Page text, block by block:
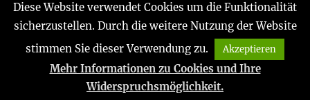
Gabi Reinmann Datenschutzerklärung
Stolz
präsentiert von WordPress
Diese Website verwendet Cookies um die Funktionalität
sicherzustellen. Durch die weitere Nutzung der Website
stimmen Sie dieser Verwendung zu.
Akzeptieren
Mehr Informationen zu Cookies und Ihre
Widerspruchsmöglichkeit.